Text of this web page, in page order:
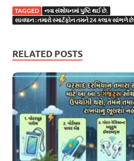
TAGGED
નવા સંશોધનમાં પુષ્ટિ થઈ છે.
સાવધાન : ​​તમારો સ્માર્ટફોન તમને 24 કલાક સાંભળે છે
RELATED POSTS